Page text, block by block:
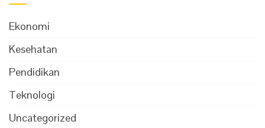
Ekonomi
Kesehatan
Pendidikan
Teknologi
Uncategorized